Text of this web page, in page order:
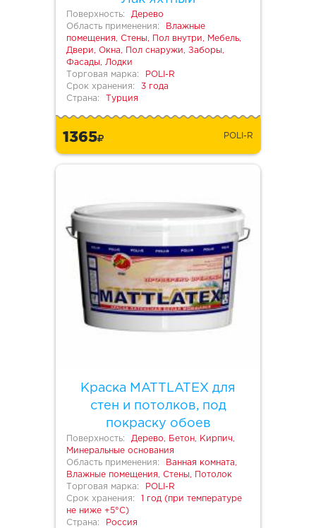
Поверхность:
Дерево
Область применения:
Влажные
помещения, Стены, Пол внутри, Мебель,
Двери, Окна, Пол снаружи, Заборы,
Фасады, Лодки
Торговая марка:
POLI-R
Срок хранения:
3 года
Страна:
Турция
1365 POLI-R
Краска MATTLATEX для
стен и потолков, под
покраску обоев
Поверхность:
Дерево, Бетон, Кирпич,
Минеральные основания
Область применения:
Ванная комната,
Влажные помещения, Стены, Потолок
Торговая марка:
POLI-R
Срок хранения:
1 год (при температуре
не ниже +5°С)
Страна:
Россия